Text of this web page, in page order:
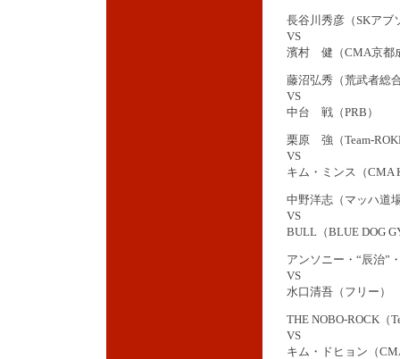
長谷川秀彦（SKアブ
VS
濱村 健（CMA京都
藤沼弘秀（荒武者総
VS
中台 戦（PRB）
栗原 強（Team-
VS
キム・ミンス（CMA
中野洋志（マッハ道
VS
BULL（BLUE DOG
アンソニー・“辰治”
VS
水口清吾（フリー）
THE NOBO-ROCK（
VS
キム・ドヒョン（